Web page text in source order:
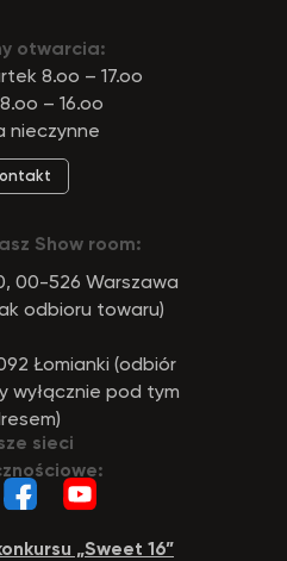
otwarcia:
8.oo – 17.oo
– 16.oo
nieczynne
„Sweet 16”
Show room:
00-526 Warszawa
odbioru towaru)
Łomianki (odbiór
wyłącznie pod tym
sieci